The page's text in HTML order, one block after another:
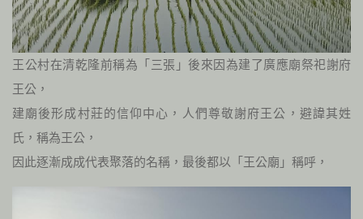
王公村在清乾隆前稱為「三張」後來因為建了廣應廟祭祀謝府
王公，
建廟後形成村莊的信仰中心，人們尊敬謝府王公，避諱其姓
氏，稱為王公，
因此逐漸成成代表聚落的名稱，最後都以「王公廟」稱呼，